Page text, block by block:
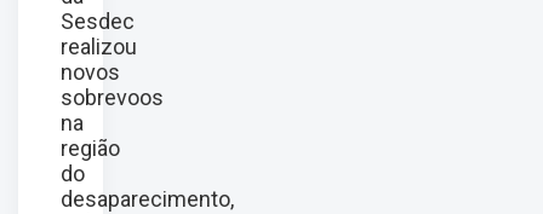
Sesdec
realizou
novos
sobrevoos
na
região
do
desaparecimento,